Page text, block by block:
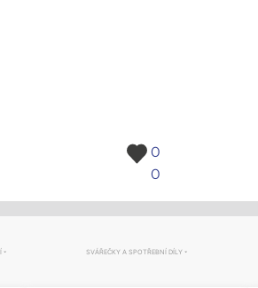
0
0
SVÁŘEČKY A SPOTŘEBNÍ DÍLY